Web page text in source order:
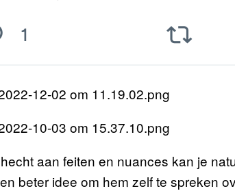
aan feiten en nuances kan je
beter idee om hem zelf te spreken